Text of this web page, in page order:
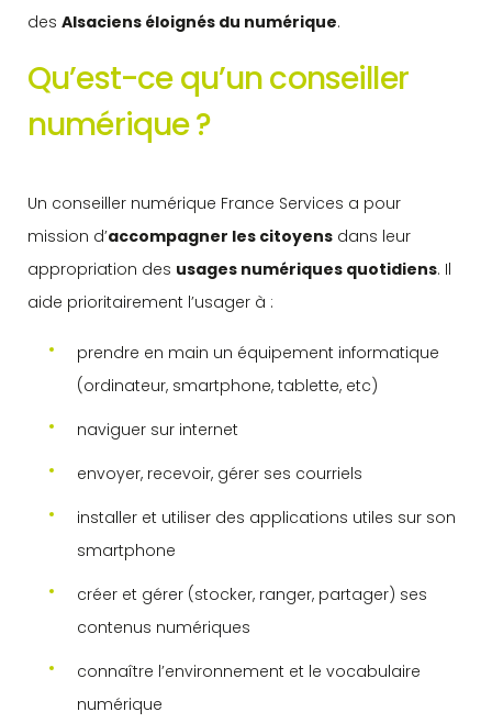
des Alsaciens éloignés du numérique.
Qu’est-ce qu’un conseiller
numérique ?
Un conseiller numérique France Services a pour
mission d’accompagner les citoyens dans leur
appropriation des usages numériques quotidiens. Il
aide prioritairement l’usager à :
prendre en main un équipement informatique
(ordinateur, smartphone, tablette, etc)
naviguer sur internet
envoyer, recevoir, gérer ses courriels
installer et utiliser des applications utiles sur son
smartphone
créer et gérer (stocker, ranger, partager) ses
contenus numériques
connaître l’environnement et le vocabulaire
numérique